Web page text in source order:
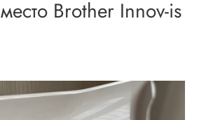
Brother Innov-is